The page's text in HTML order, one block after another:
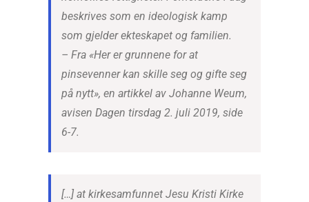
beskrives som en ideologisk kamp
som gjelder ekteskapet og familien.
– Fra «Her er grunnene for at
pinsevenner kan skille seg og gifte seg
på nytt», en artikkel av Johanne Weum,
avisen Dagen tirsdag 2. juli 2019, side
6-7.
[…] at kirkesamfunnet Jesu Kristi Kirke